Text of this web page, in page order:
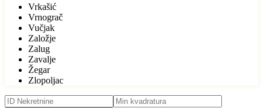
Vrkašić
Vrnograč
Vučjak
Založje
Zalug
Zavalje
Žegar
Zlopoljac